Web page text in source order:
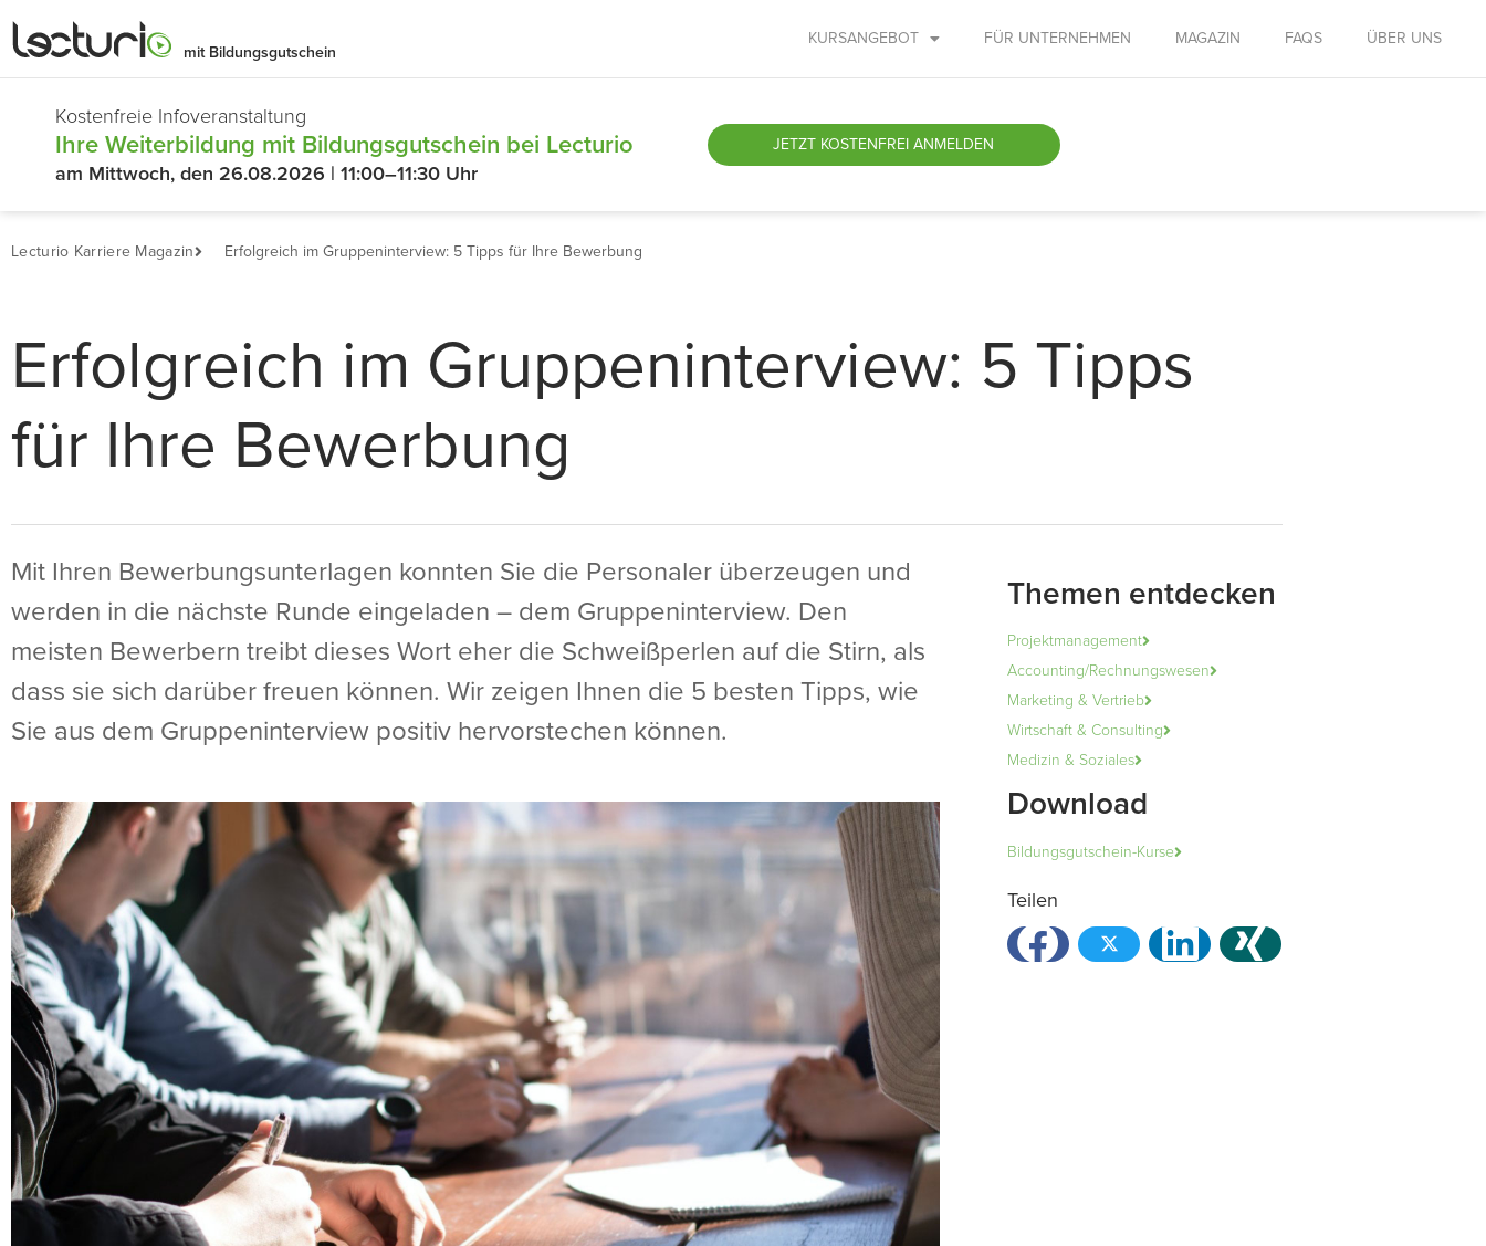
mit Bildungsgutschein
KURSANGEBOT FÜR UNTERNEHMEN MAGAZIN FAQS ÜBER UNS
Kostenfreie Infoveranstaltung
Ihre Weiterbildung mit Bildungsgutschein bei Lecturio
am Mittwoch, den 26.08.2026 | 11:00–11:30 Uhr
JETZT KOSTENFREI ANMELDEN
Lecturio Karriere Magazin Erfolgreich im Gruppeninterview: 5 Tipps für Ihre Bewerbung
Erfolgreich im Gruppeninterview: 5 Tipps
für Ihre Bewerbung
Mit Ihren Bewerbungsunterlagen konnten Sie die Personaler überzeugen und
werden in die nächste Runde eingeladen – dem Gruppeninterview. Den
meisten Bewerbern treibt dieses Wort eher die Schweißperlen auf die Stirn, als
dass sie sich darüber freuen können. Wir zeigen Ihnen die 5 besten Tipps, wie
Sie aus dem Gruppeninterview positiv hervorstechen können.
Themen entdecken
Projektmanagement
Accounting/Rechnungswesen
Marketing & Vertrieb
Wirtschaft & Consulting
Medizin & Soziales
Download
Bildungsgutschein-Kurse
Teilen